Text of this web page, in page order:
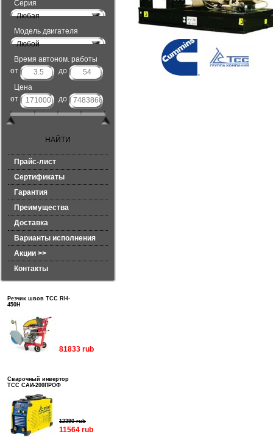
Серия
Любая
Модель двигателя
Любой
Время автоном. работы
от
до
Цена
от
до
Прайс-лист
Сертификаты
Гарантия
Преимущества
Доставка
Варианты исполнения
Акции >>
Контакты
Резчик швов ТСС RH-
450H
81833 rub
Сварочный инвертор
ТСС САИ-200ПРОФ
12390 rub
11564 rub